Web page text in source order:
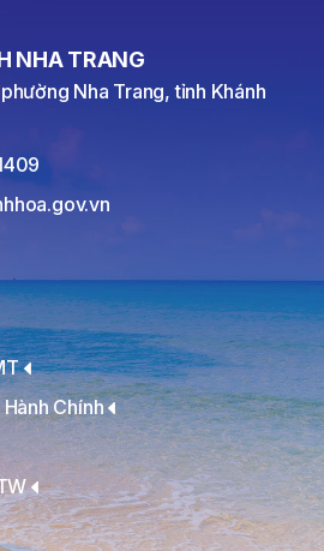
NHA TRANG
Nha Trang, tỉnh Khánh
Chính